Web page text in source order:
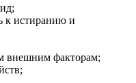
к истиранию и
внешним факторам;